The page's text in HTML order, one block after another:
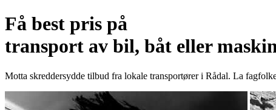
Få best pris på
transport av bil, båt eller
Motta skreddersydde tilbud fra lokale transportører i Rådal. La